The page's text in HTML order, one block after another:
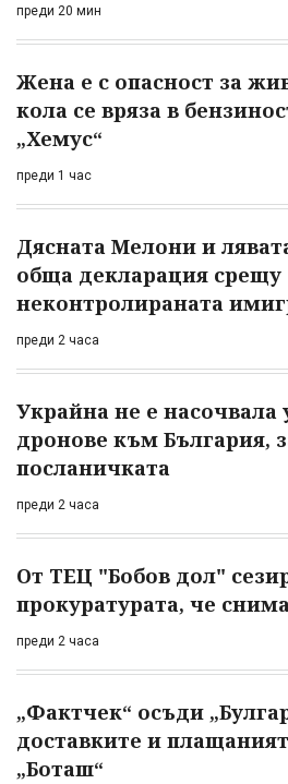
преди 20 мин
Жена е с опасност за
кола се вряза в
„Хемус“
преди 1 час
Дясната Мелони и
обща декларация срещу
неконтролираната
преди 2 часа
Украйна не е
дронове към България,
посланичката
преди 2 часа
От ТЕЦ "Бобов дол"
прокуратурата, че
преди 2 часа
„Фактчек“ осъди
доставките и
„Боташ“